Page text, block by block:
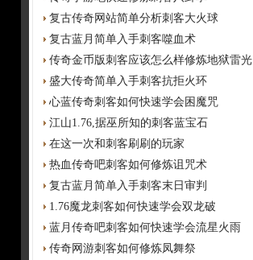
复古传奇网站简单分析刺客大火球
复古蓝月简单入手刺客噬血术
传奇金币版刺客应该怎么样修炼地狱雷光
盛大传奇简单入手刺客抗拒火环
心蓝传奇刺客如何快速学会困魔咒
江山1.76,据巫所知的刺客蓝宝石
在这一次和刺客刷刷的玩家
热血传奇吧刺客如何修炼诅咒术
复古蓝月简单入手刺客末日审判
1.76魔龙刺客如何快速学会双龙破
蓝月传奇吧刺客如何快速学会流星火雨
传奇网游刺客如何修炼凤舞祭